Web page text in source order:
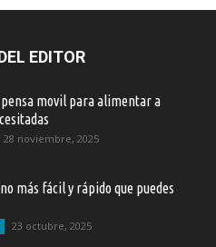
EDITOR
movil para alimentar a
28 noviembre, 2025
más fácil y rápido que puedes
23 octubre, 2025